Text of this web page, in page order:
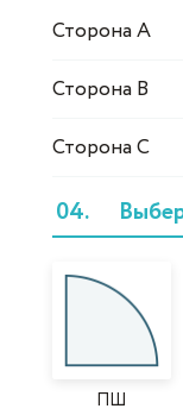
Сторона А
Сторона B
Сторона C
04.
ПШ